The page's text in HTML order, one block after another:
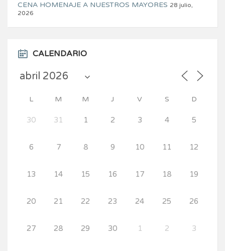
CENA HOMENAJE A NUESTROS MAYORES 28 julio,
2026
CALENDARIO
L M M J V S D
30 31 1 2 3 4 5
6 7 8 9 10 11 12
13 14 15 16 17 18 19
20 21 22 23 24 25 26
27 28 29 30 1 2 3